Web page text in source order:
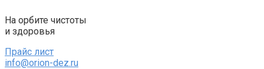
На орбите чистоты
и здоровья
Прайс лист
info@orion-dez.ru